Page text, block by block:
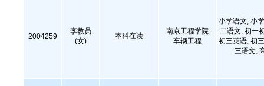
2004259
李教员
(女)
本科在读
南京工程学院
车辆工程
小学语文, 小
二语文, 初一
初三英语, 初
三语文,